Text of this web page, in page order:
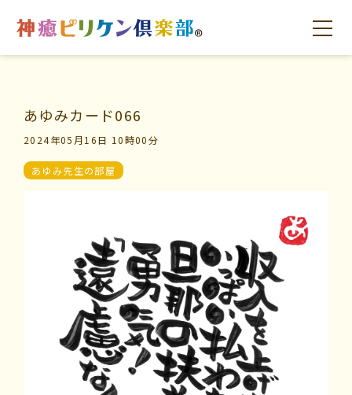
はじめての方へ
はじめての方へ
交流の場
学びの場
マイビリちゃん診断
あゆみカード066
2024年05月16日 10時00分
あゆみ先生の部屋